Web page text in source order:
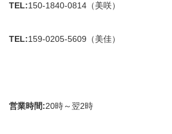
TEL:150-1840-0814（美咲）
TEL:159-0205-5609（美佳）
営業時間:20時～翌2時